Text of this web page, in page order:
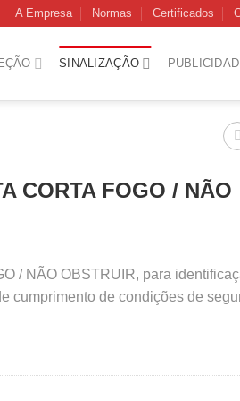
A Empresa Normas Certificados
SINALIZAÇÃO
CORTA FOGO / NÃO
/ NÃO OBSTRUIR, para
cumprimento de condições de